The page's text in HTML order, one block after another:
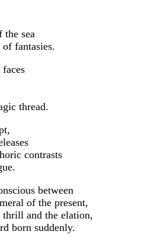
the sea
fantasies.
thread.
contrasts
between
of the present,
and the elation,
born suddenly.